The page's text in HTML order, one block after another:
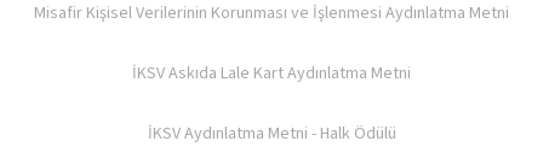
Misafir Kişisel Verilerinin Korunması ve İşlenmesi Aydınlatma Metni
İKSV Askıda Lale Kart Aydınlatma Metni
İKSV Aydınlatma Metni - Halk Ödülü